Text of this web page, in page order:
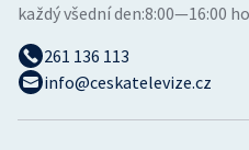
každý všední den:8:00—16:00
261 136 113
info@ceskatelevize.cz